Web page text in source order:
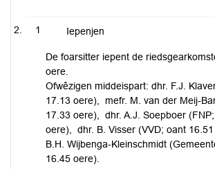
1 Iepenjen
De foarsitter iepent de
oere.
Ofwêzigen middeispart: dhr. F.J.
17.13 oere), mefr. M. van der Meij-
17.33 oere), dhr. A.J. Soepboer
oere), dhr. B. Visser (VVD; oant 16.51
B.H. Wijbenga-Kleinschmidt
16.45 oere).